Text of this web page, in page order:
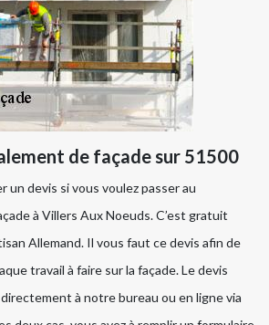
de façade sur 51500
un devis si vous voulez passer au
à Villers Aux Noeuds. C’est gratuit
Allemand. Il vous faut ce devis afin de
travail à faire sur la façade. Le devis
à notre bureau ou en ligne via